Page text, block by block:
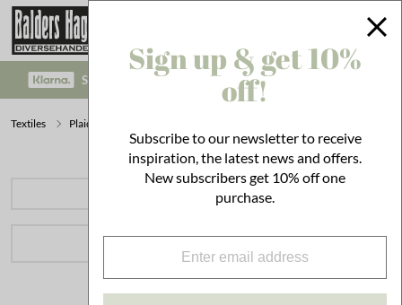
SAFE PAYMENT WITH KLARNA CHECKOUT!
Textiles Plaids
PRODUCT CATEGORIES
12 hits. Sort by
Sign up & get 10%
off!
Subscribe to our newsletter to receive
inspiration, the latest news and offers.
New subscribers get 10% off one
purchase.